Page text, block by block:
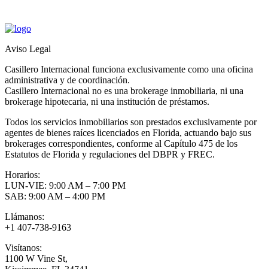
Aviso Legal
Casillero Internacional funciona exclusivamente como una oficina
administrativa y de coordinación.
Casillero Internacional no es una brokerage inmobiliaria, ni una
brokerage hipotecaria, ni una institución de préstamos.
Todos los servicios inmobiliarios son prestados exclusivamente por
agentes de bienes raíces licenciados en Florida, actuando bajo sus
brokerages correspondientes, conforme al Capítulo 475 de los
Estatutos de Florida y regulaciones del DBPR y FREC.
Horarios:
LUN-VIE: 9:00 AM – 7:00 PM
SAB: 9:00 AM – 4:00 PM
Llámanos:
+1 407-738-9163
Visítanos:
1100 W Vine St,